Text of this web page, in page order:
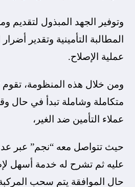
وتوفير الجهد المبذول لتقديم
المطالبة التأمينية وتقدير
عملية الإصلاح.
ومن خلال هذه المنظومة، تقوم
متكاملة وشاملة تبدأ في حال
عملاء التأمين ضد الغير،
حيث تتواصل معه “نجم” عبر
عليه ثم تشرح له خدمة أسهل
حال الموافقة يتم سحب